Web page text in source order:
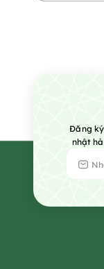
Đăng
nhật